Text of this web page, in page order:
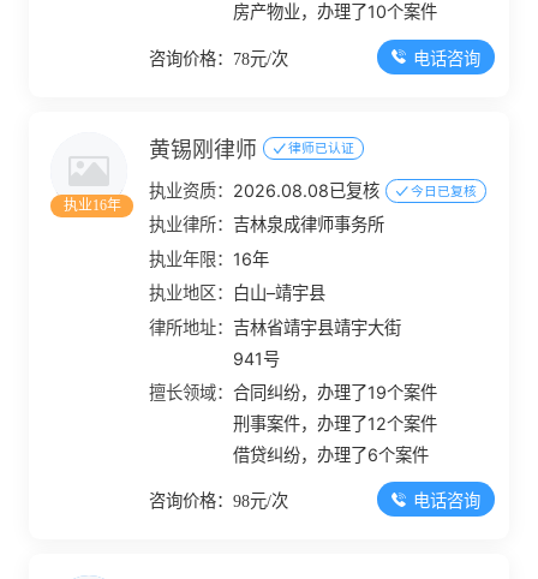
房产物业，办理了10个案件
咨询价格：78元/次 电话咨询
执业16年
黄锡刚律师 律师已认证
执业资质： 2026.08.08已复核 今日已复核
执业律所： 吉林泉成律师事务所
执业年限： 16年
执业地区：
白山–靖宇县
律所地址： 吉林省靖宇县靖宇大街
941号
擅长领域：合同纠纷，办理了19个案件
刑事案件，办理了12个案件
借贷纠纷，办理了6个案件
咨询价格：98元/次 电话咨询